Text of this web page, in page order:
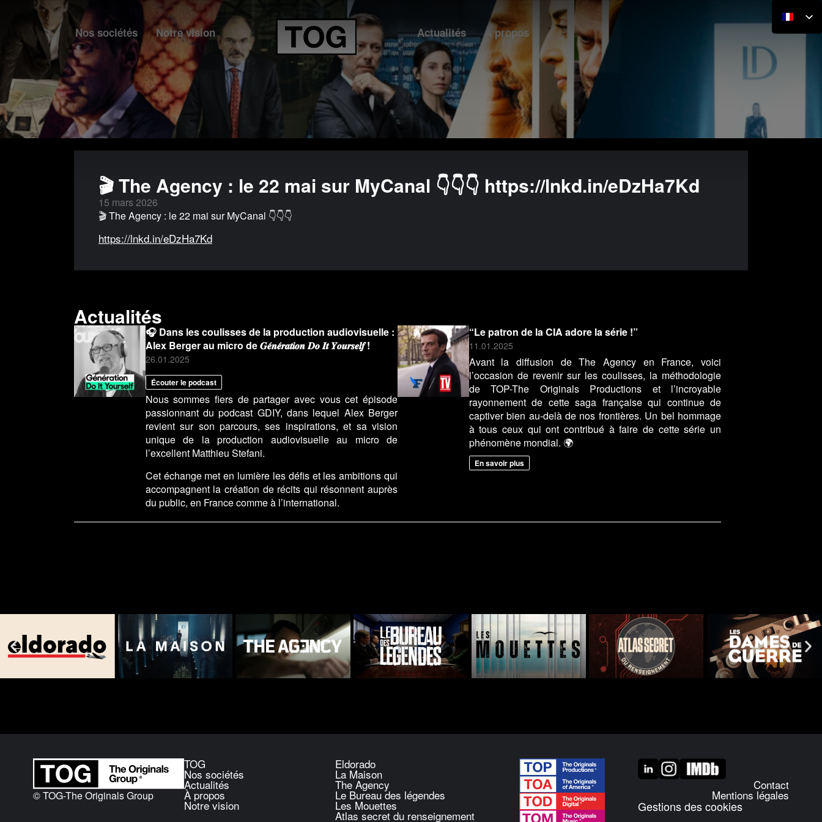
Nos sociétés Notre vision Actualités À propos
🎬 The Agency : le 22 mai sur MyCanal 👇👇👇 https://lnkd.in/eDzHa7Kd
15 mars 2026
🎬 The Agency : le 22 mai sur MyCanal 👇👇👇
https://lnkd.in/eDzHa7Kd
Actualités
🎧 Dans les coulisses de la production audiovisuelle :
Alex Berger au micro de 𝑮𝒆́𝒏𝒆́𝒓𝒂𝒕𝒊𝒐𝒏 𝑫𝒐 𝑰𝒕 𝒀𝒐𝒖𝒓𝒔𝒆𝒍𝒇 !
26.01.2025
Écouter le podcast
Nous sommes fiers de partager avec vous cet épisode
passionnant du podcast GDIY, dans lequel Alex Berger
revient sur son parcours, ses inspirations, et sa vision
unique de la production audiovisuelle au micro de
l’excellent Matthieu Stefani.
Cet échange met en lumière les défis et les ambitions qui
accompagnent la création de récits qui résonnent auprès
du public, en France comme à l’international.
“Le patron de la CIA adore la série !”
11.01.2025
Avant la diffusion de The Agency en France, voici
l’occasion de revenir sur les coulisses, la méthodologie
de TOP-The Originals Productions et l’incroyable
rayonnement de cette saga française qui continue de
captiver bien au-delà de nos frontières. Un bel hommage
à tous ceux qui ont contribué à faire de cette série un
phénomène mondial. 🌍
En savoir plus
© TOG-The Originals Group
TOG
Nos sociétés
Actualités
À propos
Notre vision
Eldorado
La Maison
The Agency
Le Bureau des légendes
Les Mouettes
Atlas secret du renseignement
Contact
Mentions légales
Gestions des cookies